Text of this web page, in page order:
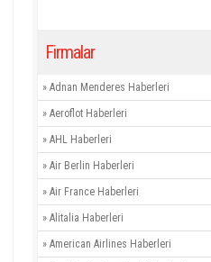
Firmalar
» Adnan Menderes Haberleri
» Aeroflot Haberleri
» AHL Haberleri
» Air Berlin Haberleri
» Air France Haberleri
» Alitalia Haberleri
» American Airlines Haberleri